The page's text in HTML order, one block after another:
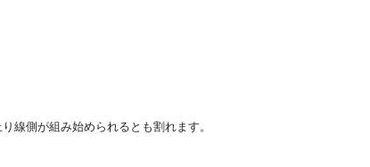
線側が組み始められるとも割れます。